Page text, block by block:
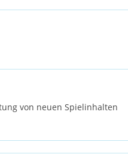
von neuen Spielinhalten